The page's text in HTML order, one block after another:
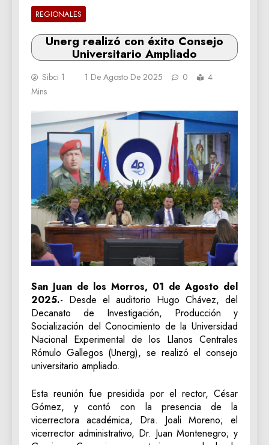
REGIONALES
Unerg realizó con éxito Consejo
Universitario Ampliado
Sibci 1 1 De Agosto De 2025 0
4
Mins
San Juan de los Morros, 01 de Agosto del
2025.- Desde el auditorio Hugo Chávez, del
Decanato de Investigación, Producción y
Socialización del Conocimiento de la Universidad
Nacional Experimental de los Llanos Centrales
Rómulo Gallegos (Unerg), se realizó el consejo
universitario ampliado.
Esta reunión fue presidida por el rector, César
Gómez, y contó con la presencia de la
vicerrectora académica, Dra. Joali Moreno; el
vicerrector administrativo, Dr. Juan Montenegro; y